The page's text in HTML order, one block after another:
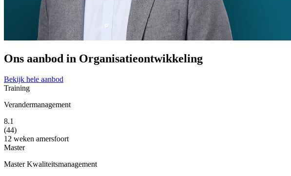
Ons aanbod in Organisatieontwikkeling
Bekijk hele aanbod
Training
Verandermanagement
8.1
(44)
12 weken amersfoort
Master
Master Kwaliteitsmanagement